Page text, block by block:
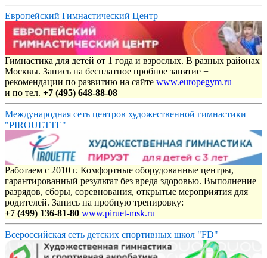
Европейский Гимнастический Центр
Гимнастика для детей от 1 года и взрослых. В разных районах
Москвы. Запись на бесплатное пробное занятие +
рекомендации по развитию на сайте www.europegym.ru
и по тел. +7 (495) 648-88-08
Международная сеть центров художественной гимнастики
"PIROUETTE"
Работаем с 2010 г. Комфортные оборудованные центры,
гарантированный результат без вреда здоровью. Выполнение
разрядов, сборы, соревнования, открытые мероприятия для
родителей. Запись на пробную тренировку:
+7 (499) 136-81-80 www.piruet-msk.ru
Всероссийская сеть детских спортивных школ "FD"